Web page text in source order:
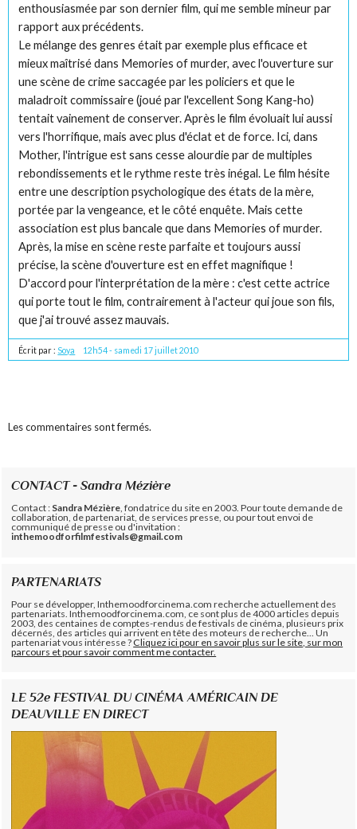
enthousiasmée par son dernier film, qui me semble mineur par
rapport aux précédents.
Le mélange des genres était par exemple plus efficace et
mieux maîtrisé dans Memories of murder, avec l'ouverture sur
une scène de crime saccagée par les policiers et que le
maladroit commissaire (joué par l'excellent Song Kang-ho)
tentait vainement de conserver. Après le film évoluait lui aussi
vers l'horrifique, mais avec plus d'éclat et de force. Ici, dans
Mother, l'intrigue est sans cesse alourdie par de multiples
rebondissements et le rythme reste très inégal. Le film hésite
entre une description psychologique des états de la mère,
portée par la vengeance, et le côté enquête. Mais cette
association est plus bancale que dans Memories of murder.
Après, la mise en scène reste parfaite et toujours aussi
précise, la scène d'ouverture est en effet magnifique !
D'accord pour l'interprétation de la mère : c'est cette actrice
qui porte tout le film, contrairement à l'acteur qui joue son fils,
que j'ai trouvé assez mauvais.
Écrit par : Soya 12h54- samedi 17 juillet 2010
Les commentaires sont fermés.
CONTACT - Sandra Mézière
Contact : Sandra Mézière , fondatrice du site en 2003. Pour toute demande de
collaboration, de partenariat, de services presse, ou pour tout envoi de
communiqué de presse ou d'invitation :
inthemoodforfilmfestivals@gmail.com
PARTENARIATS
Pour se développer, Inthemoodforcinema.com recherche actuellement des
partenariats. Inthemoodforcinema.com, ce sont plus de 4000 articles depuis
2003, des centaines de comptes-rendus de festivals de cinéma, plusieurs prix
décernés, des articles qui arrivent en tête des moteurs de recherche... Un
partenariat vous intéresse ?Cliquez ici pour en savoir plus sur le site, sur mon
parcours et pour savoir comment me contacter.
LE 52e FESTIVAL DU CINÉMA AMÉRICAIN DE
DEAUVILLE EN DIRECT